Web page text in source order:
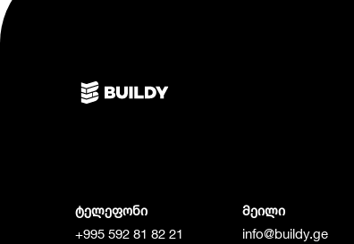
ტელეფონი
+995 592 81 82 21
მეილი
info@buildy.ge